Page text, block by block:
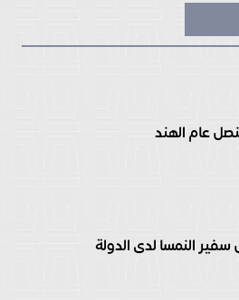
عام الهند
النمسا لدى الدولة